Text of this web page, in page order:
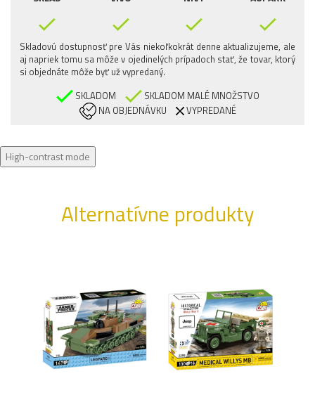
Skladovú dostupnosť pre Vás niekoľkokrát denne aktualizujeme, ale
aj napriek tomu sa môže v ojedinelých prípadoch stať, že tovar, ktorý
si objednáte môže byť už vypredaný.
SKLADOM
SKLADOM MALÉ MNOŽSTVO
NA OBJEDNÁVKU
VYPREDANÉ
High-contrast mode
Alternatívne produkty